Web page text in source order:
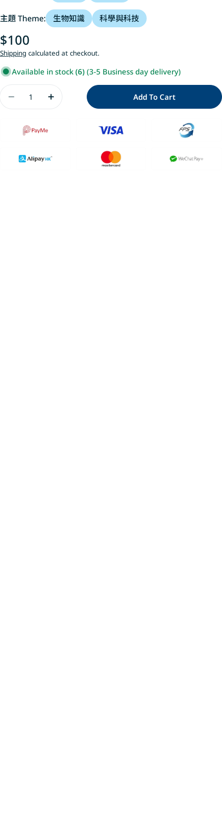
主題 Theme: 生物知識 科學與科技
Regular
price
$100
Shipping calculated at checkout.
Available in stock (6) (3-5 Business day delivery)
Decrease Quantity For 哆啦A夢科學大冒險7：昆
Increase Quantity For 哆啦A夢科學大冒
Add To Cart